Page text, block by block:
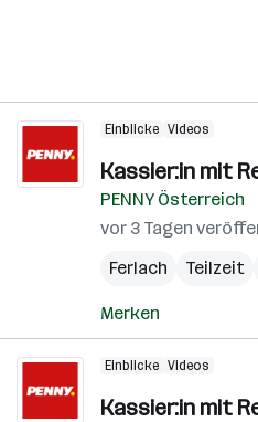
Einblicke Videos
Kassier:in mit
PENNY Österreich
vor 3 Tagen
Ferlach
Teilzeit
Merken
Einblicke Videos
Kassier:in mit